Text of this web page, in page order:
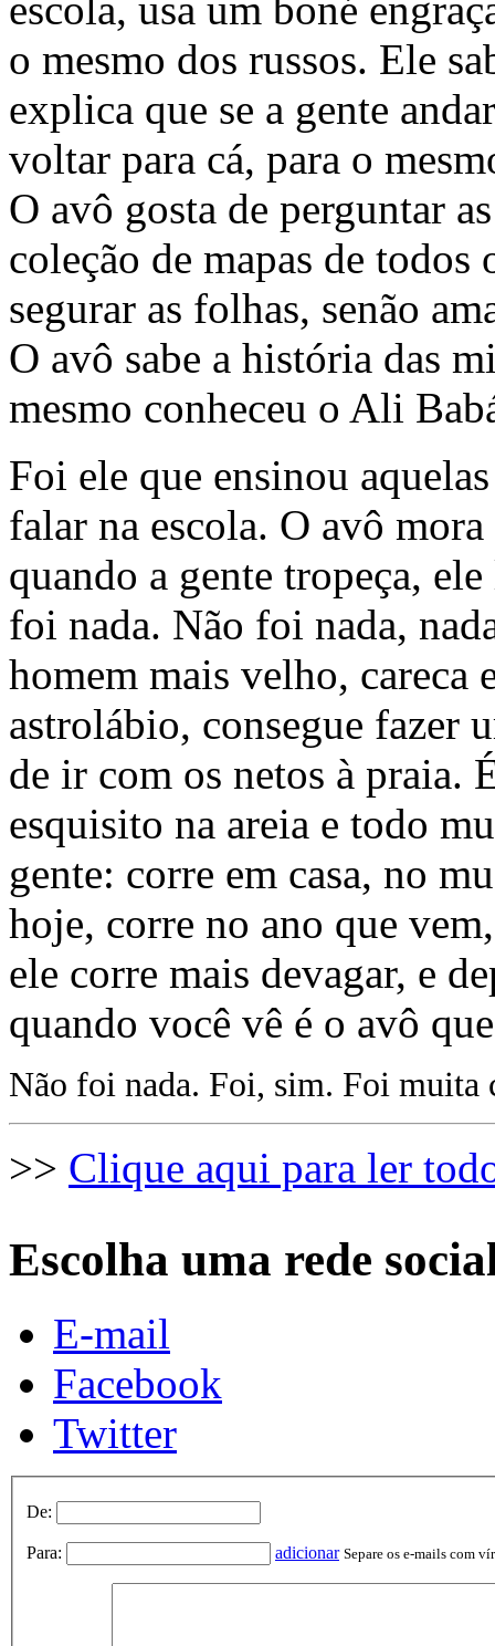
o mesmo dos russos. Ele
explica que se a gente
voltar para cá, para o
O avô gosta de perguntar
coleção de mapas de
segurar as folhas, senão
O avô sabe a história das
mesmo conheceu o Ali
Foi ele que ensinou
falar na escola. O avô
quando a gente tropeça,
foi nada. Não foi nada,
homem mais velho, careca
astrolábio, consegue fazer
de ir com os netos à praia.
esquisito na areia e todo
gente: corre em casa, no
hoje, corre no ano que
ele corre mais devagar, e
quando você vê é o avô
Não foi nada. Foi, sim. Foi muita
>> Clique aqui para ler
Escolha uma rede
E-mail
Facebook
Twitter
De:
Para: adicionar Separe os e-mails com